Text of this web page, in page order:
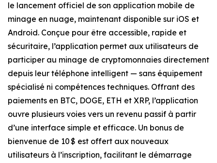
le lancement officiel de son application mobile de
minage en nuage, maintenant disponible sur iOS et
Android. Conçue pour être accessible, rapide et
sécuritaire, l’application permet aux utilisateurs de
participer au minage de cryptomonnaies directement
depuis leur téléphone intelligent — sans équipement
spécialisé ni compétences techniques. Offrant des
paiements en BTC, DOGE, ETH et XRP, l’application
ouvre plusieurs voies vers un revenu passif à partir
d’une interface simple et efficace. Un bonus de
bienvenue de 10 $ est offert aux nouveaux
utilisateurs à l’inscription, facilitant le démarrage